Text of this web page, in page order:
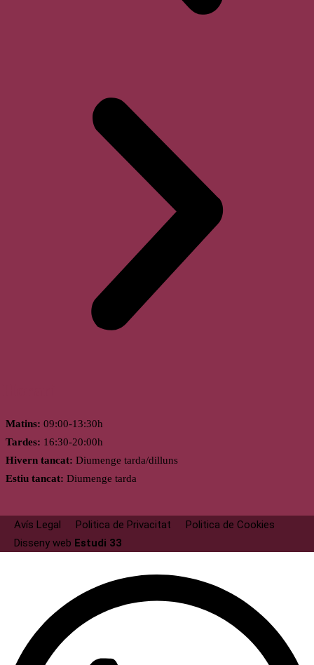
Matins: 09:00-13:30h
Tardes: 16:30-20:00h
Hivern tancat: Diumenge tarda/dilluns
Estiu tancat: Diumenge tarda
Avís Legal Politica de Privacitat
Politica de Cookies
Disseny web Estudi 33